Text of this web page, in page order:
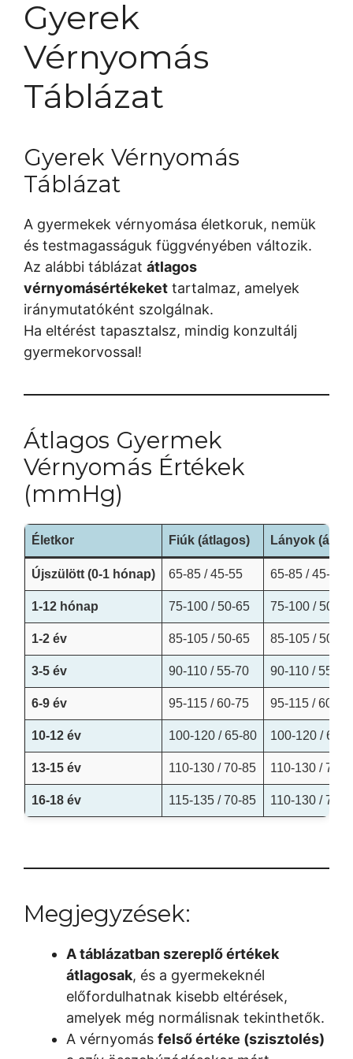
Gyerek
Vérnyomás
Táblázat
Gyerek Vérnyomás
Táblázat
A gyermekek vérnyomása életkoruk, nemük
és testmagasságuk függvényében változik.
Az alábbi táblázat átlagos
vérnyomásértékeket tartalmaz, amelyek
iránymutatóként szolgálnak.
Ha eltérést tapasztalsz, mindig konzultálj
gyermekorvossal!
Átlagos Gyermek
Vérnyomás Értékek
(mmHg)
Életkor Fiúk (átlagos) Lányok
Újszülött (0-1 hónap) 65-85 / 45-55 65-85 / 45-55
1-12 hónap 75-100 / 50-65 75-100 / 50-65
1-2 év 85-105 / 50-65 85-105 / 50-65
3-5 év 90-110 / 55-70 90-110 / 55-70
6-9 év 95-115 / 60-75 95-115 / 60-75
10-12 év 100-120 / 65-80 100-120 / 65-
13-15 év 110-130 / 70-85 110-130 / 70-
16-18 év 115-135 / 70-85 110-130 / 70-
Megjegyzések:
A táblázatban szereplő értékek
átlagosak, és a gyermekeknél
előfordulhatnak kisebb eltérések,
amelyek még normálisnak tekinthetők.
A vérnyomás felső értéke (szisztolés)